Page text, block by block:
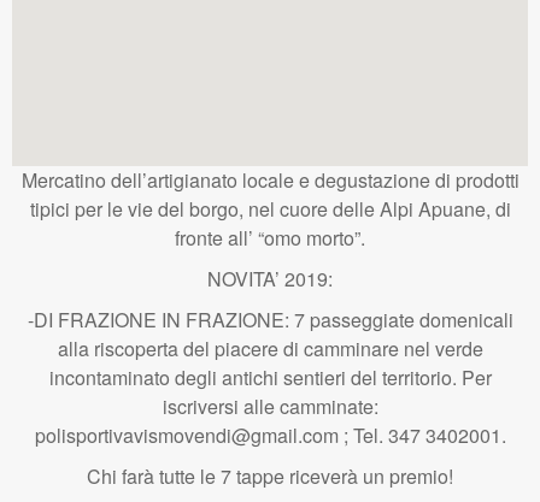
Mercatino dell’artigianato locale e degustazione di prodotti
tipici per le vie del borgo, nel cuore delle Alpi Apuane, di
fronte all’ “omo morto”.
NOVITA’ 2019:
-DI FRAZIONE IN FRAZIONE: 7 passeggiate domenicali
alla riscoperta del piacere di camminare nel verde
incontaminato degli antichi sentieri del territorio. Per
iscriversi alle camminate:
polisportivavismovendi@gmail.com ; Tel. 347 3402001.
Chi farà tutte le 7 tappe riceverà un premio!